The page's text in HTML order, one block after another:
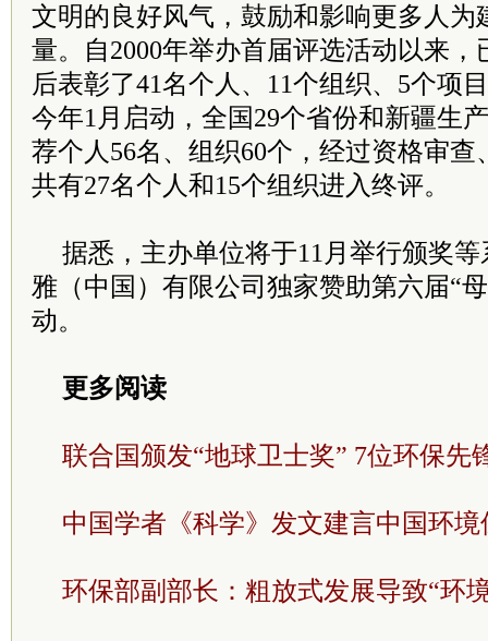
文明的良好风气，鼓励和影响更多人为
量。自2000年举办首届评选活动以来
后表彰了41名个人、11个组织、5个项
今年1月启动，全国29个省份和新疆生
荐个人56名、组织60个，经过资格审
共有27名个人和15个组织进入终评。
据悉，主办单位将于11月举行颁奖
雅（中国）有限公司独家赞助第六届“
动。
更多阅读
联合国颁发“地球卫士奖” 7位环保先
中国学者《科学》发文建言中国环
环保部副部长：粗放式发展导致“环